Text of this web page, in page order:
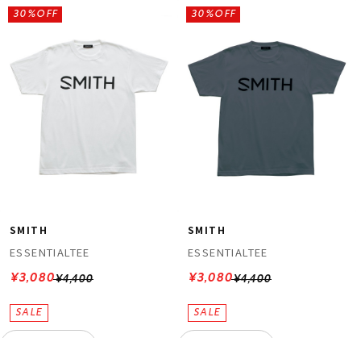
SMITH
ESSENTIALTEE
¥4,400
30%OFF
¥3,080
SMITH
ESSENTIALTEE
¥4,400
30%OFF
¥3,080